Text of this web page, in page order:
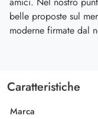
belle proposte sul
moderne firmate dal
Caratteristiche
Marca